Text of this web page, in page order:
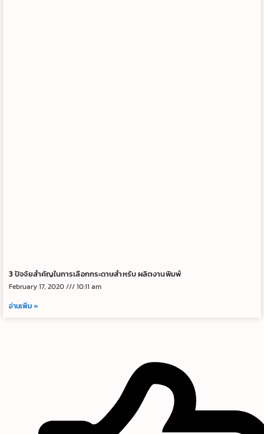
3 ปัจจัยสำคัญในการเลือกกระดาษสำหรับ ผลิตงานพิมพ์
February 17, 2020
10:11 am
อ่านเพิ่ม »